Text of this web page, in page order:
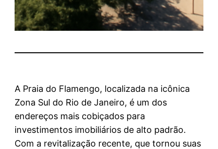
A Praia do Flamengo, localizada na icônica
Zona Sul do Rio de Janeiro, é um dos
endereços mais cobiçados para
investimentos imobiliários de alto padrão.
Com a revitalização recente, que tornou suas